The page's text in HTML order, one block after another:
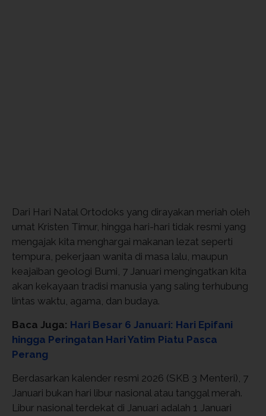
Dari Hari Natal Ortodoks yang dirayakan meriah oleh
umat Kristen Timur, hingga hari-hari tidak resmi yang
mengajak kita menghargai makanan lezat seperti
tempura, pekerjaan wanita di masa lalu, maupun
keajaiban geologi Bumi, 7 Januari mengingatkan kita
akan kekayaan tradisi manusia yang saling terhubung
lintas waktu, agama, dan budaya.
Baca Juga: Hari Besar 6 Januari: Hari Epifani
hingga Peringatan Hari Yatim Piatu Pasca
Perang
Berdasarkan kalender resmi 2026 (SKB 3 Menteri), 7
Januari bukan hari libur nasional atau tanggal merah.
Libur nasional terdekat di Januari adalah 1 Januari